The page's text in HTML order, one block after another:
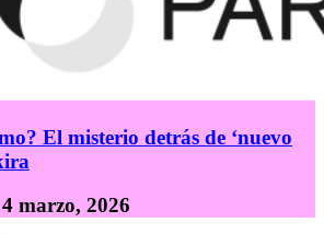
El misterio detrás de ‘nuevo
4 marzo, 2026